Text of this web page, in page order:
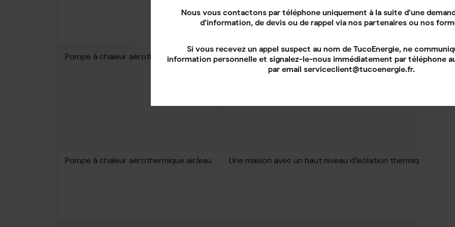
Pompe à chaleur aérothermique air/air Une ou plusieurs pièces, en solution d’appoint ou de
Pompe à chaleur aérothermique air/eau Une maison avec un haut niveau d’isolation thermique
Nous vous contactons par téléphone uniquement à la suite d’une
d’information, de devis ou de rappel via nos partenaires ou nos
Si vous recevez un appel suspect au nom de TucoEnergie, ne
information personnelle et signalez-le-nous immédiatement par téléphone
par email serviceclient@tucoenergie.fr.